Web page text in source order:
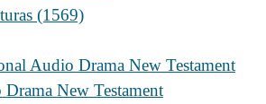
(1569)
Audio Drama New Testament
New Testament